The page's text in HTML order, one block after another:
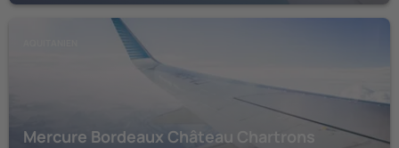
Mercure Bordeaux Château Chartrons